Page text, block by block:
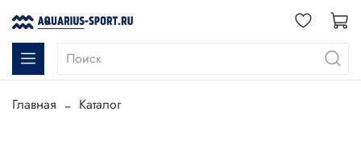
Главная Каталог